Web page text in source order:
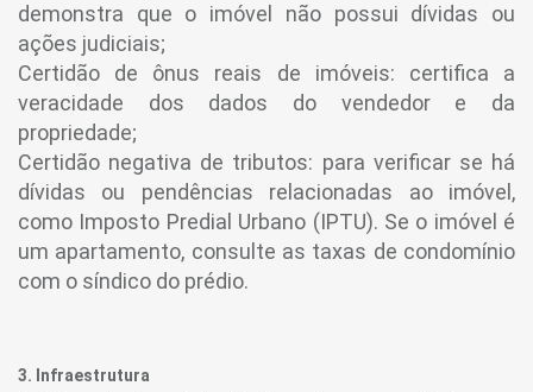
demonstra que o imóvel não possui dívidas ou
ações judiciais;
Certidão de ônus reais de imóveis: certifica a
veracidade dos dados do vendedor e da
propriedade;
Certidão negativa de tributos: para verificar se há
dívidas ou pendências relacionadas ao imóvel,
como Imposto Predial Urbano (IPTU). Se o imóvel é
um apartamento, consulte as taxas de condomínio
com o síndico do prédio.
3. Infraestrutura